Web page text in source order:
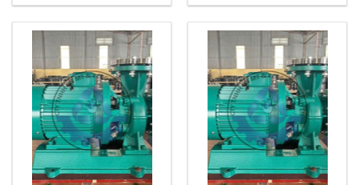
0
out
of
5
0
out
of
5